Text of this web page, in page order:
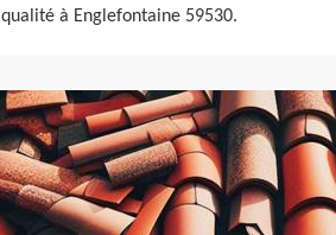
qualité à Englefontaine 59530.